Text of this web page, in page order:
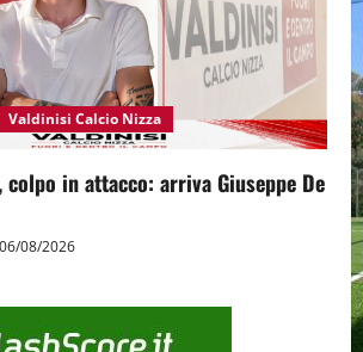
Valdinisi Calcio Nizza
in attacco: arriva Giuseppe De
06/08/2026